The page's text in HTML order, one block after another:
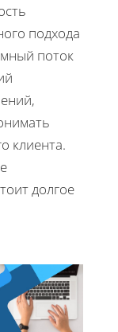
подхода
поток
клиента.
долгое